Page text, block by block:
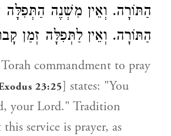
הַתּוֹרָה. וְאֵין מִשְׁנֶה הַתְּפִלָּה
הַתּוֹרָה. וְאֵין לַתְּפִלָּה זְמַן
commandment to pray
23:25] states: "You
your Lord." Tradition
this service is prayer, as